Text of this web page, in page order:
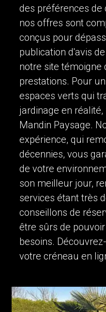
des préférences de
nos offres sont
conçus pour
publication d'avis
notre site témoigne
prestations. Pour
espaces verts qui
jardinage en
Mandin Paysage.
expérience, qui
décennies, vous
de votre
son meilleur jour,
services étant très
conseillons de
être sûrs de
besoins.
votre créneau en